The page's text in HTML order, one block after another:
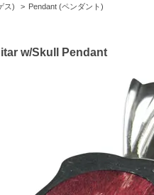
ス) > Pendant (ペンダント)
w/Skull Pendant